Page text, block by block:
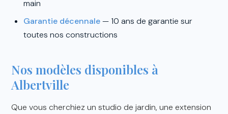
main
Garantie décennale— 10 ans de garantie sur
toutes nos constructions
Nos modèles disponibles à
Albertville
Que vous cherchiez un studio de jardin, une extension